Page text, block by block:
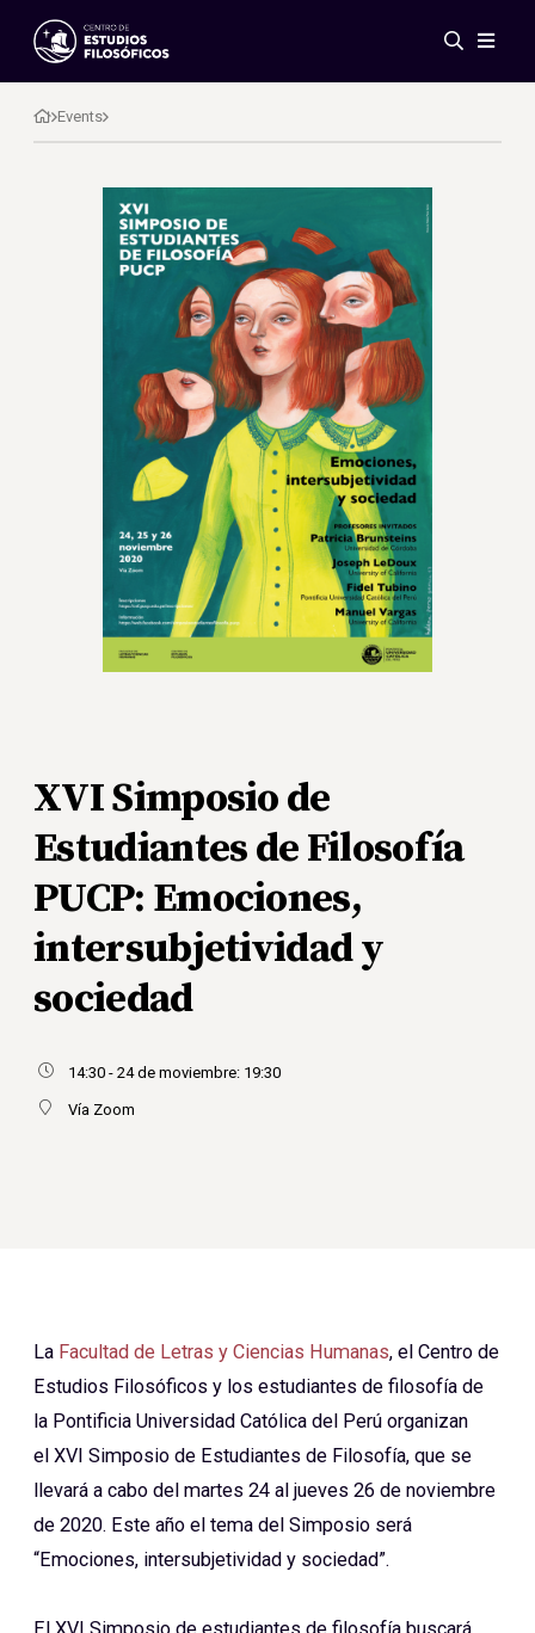
Events
News
Research
Networks
Publications
Events
XVI Simposio de
Estudiantes de Filosofía
PUCP: Emociones,
intersubjetividad y
sociedad
14:30 - 24 de moviembre: 19:30
Vía Zoom
La Facultad de Letras y Ciencias Humanas, el Centro de
Estudios Filosóficos y los estudiantes de filosofía de
la Pontificia Universidad Católica del Perú organizan
el XVI Simposio de Estudiantes de Filosofía, que se
llevará a cabo del martes 24 al jueves 26 de noviembre
de 2020. Este año el tema del Simposio será
“Emociones, intersubjetividad y sociedad”.